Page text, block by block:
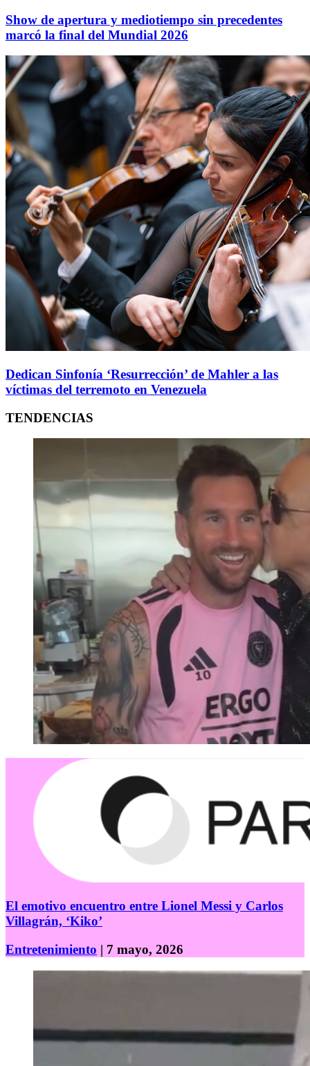
Show de apertura y mediotiempo sin precedentes
marcó la final del Mundial 2026
Dedican Sinfonía ‘Resurrección’ de Mahler a las
víctimas del terremoto en Venezuela
TENDENCIAS
El emotivo encuentro entre Lionel Messi y Carlos
Villagrán, ‘Kiko’
Entretenimiento | 7 mayo, 2026